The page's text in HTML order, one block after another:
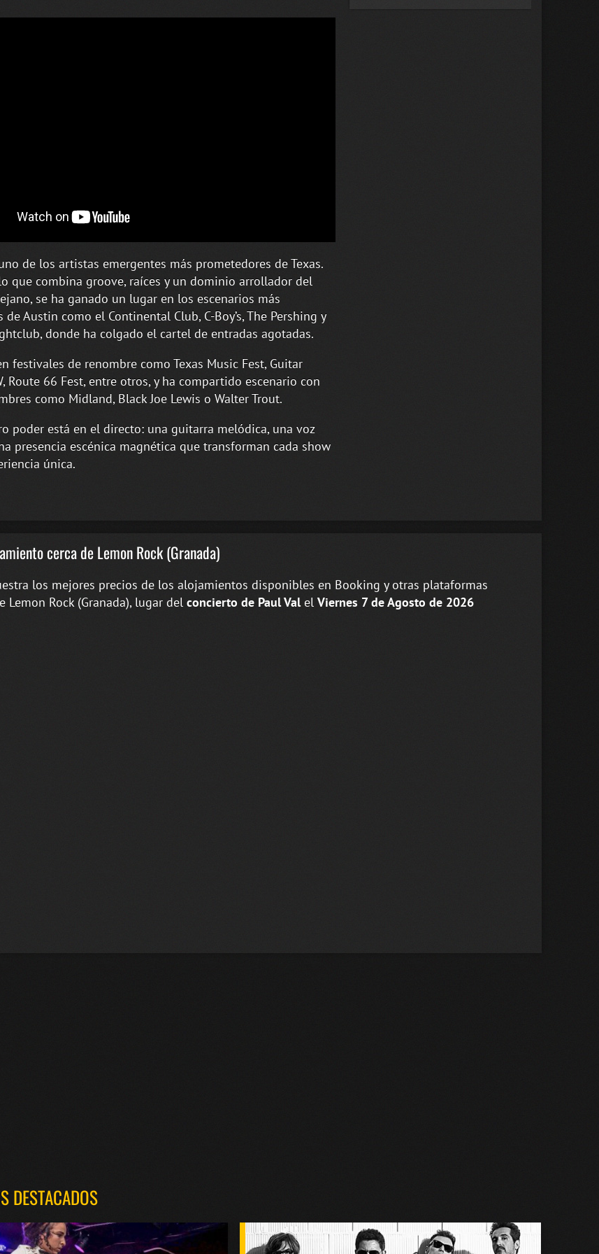
de los artistas emergentes más prometedores de Texas.
que combina groove, raíces y un dominio arrollador del
se ha ganado un lugar en los escenarios más
Austin como el Continental Club, C-Boy’s, The Pershing y
donde ha colgado el cartel de entradas agotadas.
festivales de renombre como Texas Music Fest, Guitar
Route 66 Fest, entre otros, y ha compartido escenario con
como Midland, Black Joe Lewis o Walter Trout.
poder está en el directo: una guitarra melódica, una voz
presencia escénica magnética que transforman cada show
única.
cerca de Lemon Rock (Granada)
los mejores precios de los alojamientos disponibles en Booking y otras plataformas
Lemon Rock (Granada), lugar del concierto de Paul Val el Viernes 7 de Agosto de 2026
DESTACADOS